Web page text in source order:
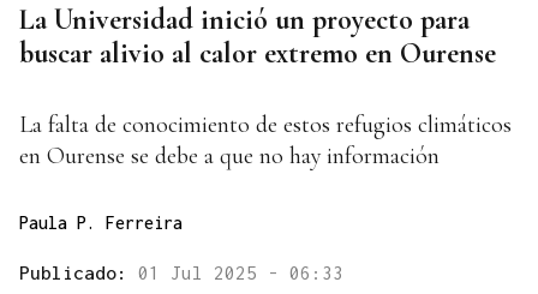
La Universidad inició un proyecto para
buscar alivio al calor extremo en Ourense
La falta de conocimiento de estos refugios climáticos
en Ourense se debe a que no hay información
Paula P. Ferreira
Publicado: 01 Jul 2025 - 06:33